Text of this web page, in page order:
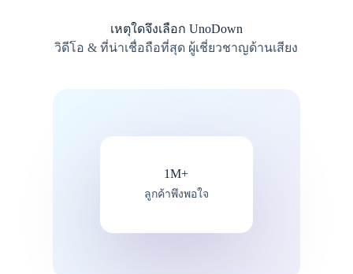
เหตุใดจึงเลือก UnoDown
วิดีโอ & ที่น่าเชื่อถือที่สุด ผู้เชี่ยวชาญด้านเสียง
1M+
ลูกค้าพึงพอใจ